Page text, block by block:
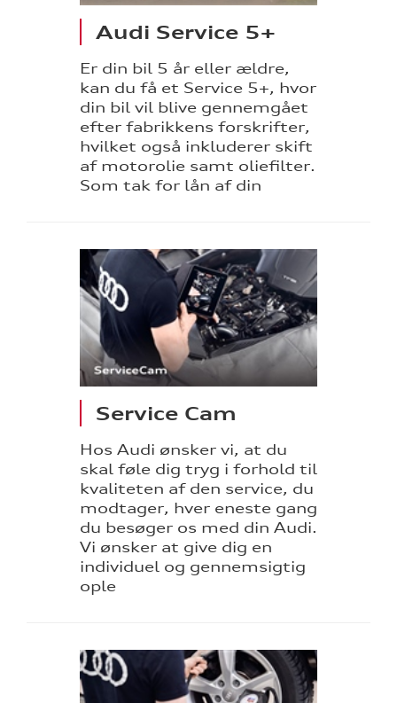
Audi Service 5+
Er din bil 5 år eller ældre,
kan du få et Service 5+, hvor
din bil vil blive gennemgået
efter fabrikkens forskrifter,
hvilket også inkluderer skift
af motorolie samt oliefilter.
Som tak for lån af din
Service Cam
Hos Audi ønsker vi, at du
skal føle dig tryg i forhold til
kvaliteten af den service, du
modtager, hver eneste gang
du besøger os med din Audi.
Vi ønsker at give dig en
individuel og gennemsigtig
ople